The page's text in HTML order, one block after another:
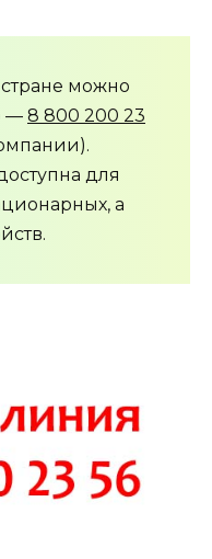
можно
— 8 800 200 23
для
а